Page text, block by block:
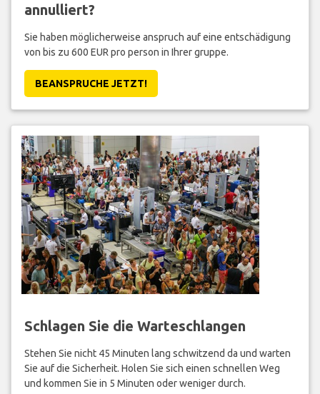
annulliert?
Sie haben möglicherweise anspruch auf eine entschädigung
von bis zu 600 EUR pro person in Ihrer gruppe.
BEANSPRUCHE JETZT!
Schlagen Sie die Warteschlangen
Stehen Sie nicht 45 Minuten lang schwitzend da und warten
Sie auf die Sicherheit. Holen Sie sich einen schnellen Weg
und kommen Sie in 5 Minuten oder weniger durch.